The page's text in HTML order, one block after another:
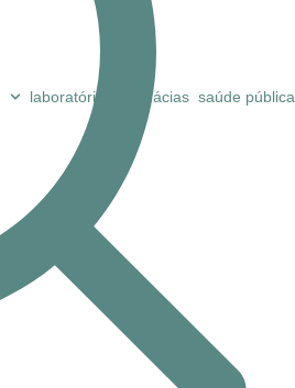
laboratórios farmácias saúde pública